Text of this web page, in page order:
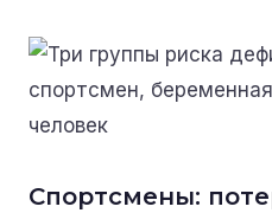
Спортсмены: